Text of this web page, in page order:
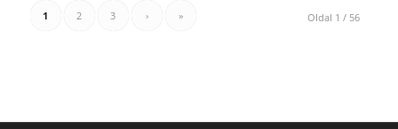
Oldal 1 / 56
1 2 3 › »